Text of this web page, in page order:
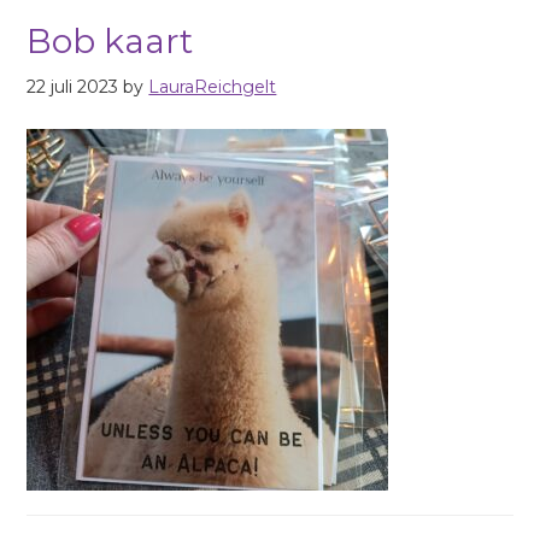
Bob kaart
22 juli 2023 by LauraReichgelt